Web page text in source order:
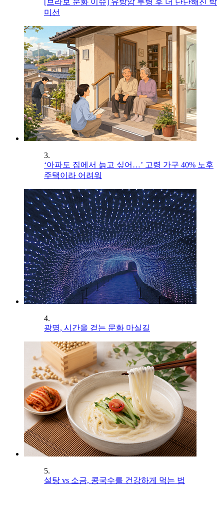
[브라보 문화 이슈] 유방암 투병 후 더 단단해진 박
미선
3.
‘아파도 집에서 늙고 싶어…’ 고령 가구 40% 노후
주택이라 어려워
4.
광명, 시간을 걷는 문화 마실길
5.
설탕 vs 소금, 콩국수를 건강하게 먹는 법